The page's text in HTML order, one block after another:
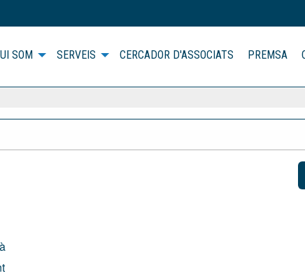
SOM SERVEIS CERCADOR D'ASSOCIATS PREMSA